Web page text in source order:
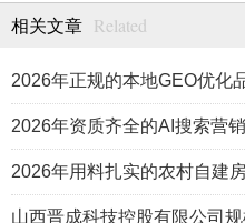
相关文章 Related
2026年正规的本地GEO优化
山西晋成科技控股有限公司